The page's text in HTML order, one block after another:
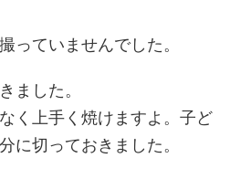
っていませんでした。
ました。
く上手く焼けますよ。子ど
に切っておきました。